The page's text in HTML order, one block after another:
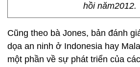
hồi năm2012.
Cũng theo bà Jones, bản đánh
dọa an ninh ở Indonesia hay
một phần về sự phát triển của